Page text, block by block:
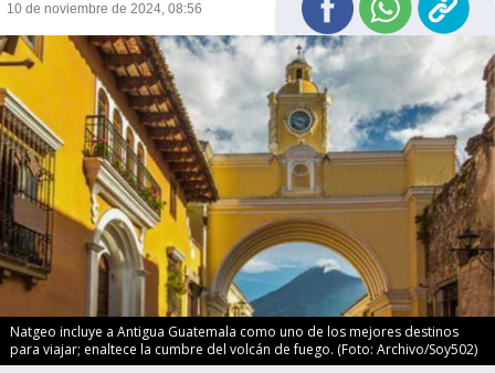
10 de noviembre de 2024, 08:56
Natgeo incluye a Antigua Guatemala como uno de los mejores destinos
para viajar; enaltece la cumbre del volcán de fuego. (Foto: Archivo/Soy502)